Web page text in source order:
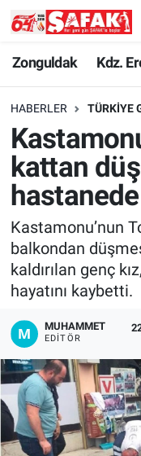
Zonguldak Kdz.
HABERLER TÜRKIYE
kattan
Kastamonu’nun
balkondan
kaldırılan genç
hayatını kaybetti.
MUHAMMET
EDITÖR
Zonguldak
Kdz. Ereğli
Çaycuma
Devrek
Kilimli
Asayiş
Zonguldak
Zonguldak
Zonguldak
Zonguldak
Süper Lig
Tüm Manşetler